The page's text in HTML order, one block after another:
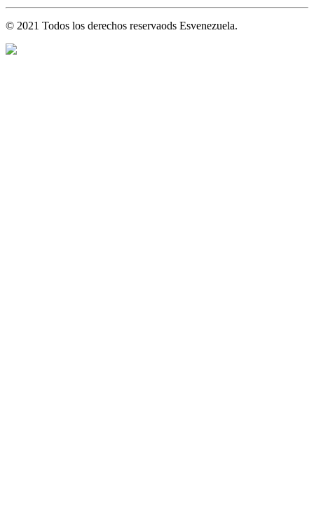
© 2021 Todos los derechos reservaods Esvenezuela.